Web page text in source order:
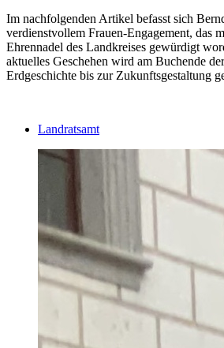
Im nachfolgenden Artikel befasst sich
verdienstvollem Frauen-Engagement, das
Ehrennadel des Landkreises gewürdigt
aktuelles Geschehen wird am Buchende
Erdgeschichte bis zur Zukunftsgestaltung
Landratsamt